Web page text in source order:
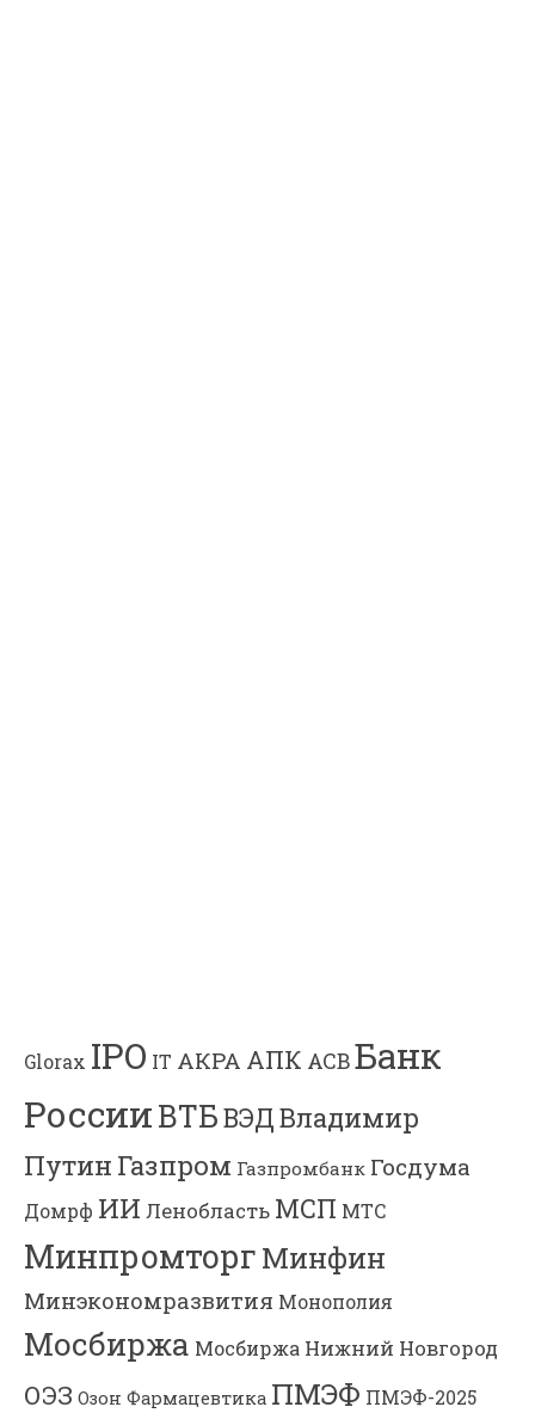
Glorax IPO IT АКРА АПК АСВБанк
РоссииВТБВЭДВладимир
Путин Газпром Газпромбанк Госдума
Домрф ИИ Ленобласть МСП МТС
МинпромторгМинфин
Минэкономразвития Монополия
Мосбиржа Мосбиржа Нижний Новгород
ОЭЗ Озон Фармацевтика ПМЭФ ПМЭФ-2025